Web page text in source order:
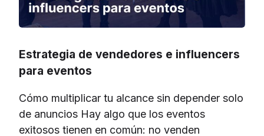
Estrategia de vendedores e influencers
para eventos
Cómo multiplicar tu alcance sin depender solo
de anuncios Hay algo que los eventos
exitosos tienen en común: no venden